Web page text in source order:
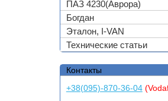
ПАЗ 4230(Аврора)
Богдан
Эталон, I-VAN
Технические статьи
Контакты
+38(095)-870-36-04